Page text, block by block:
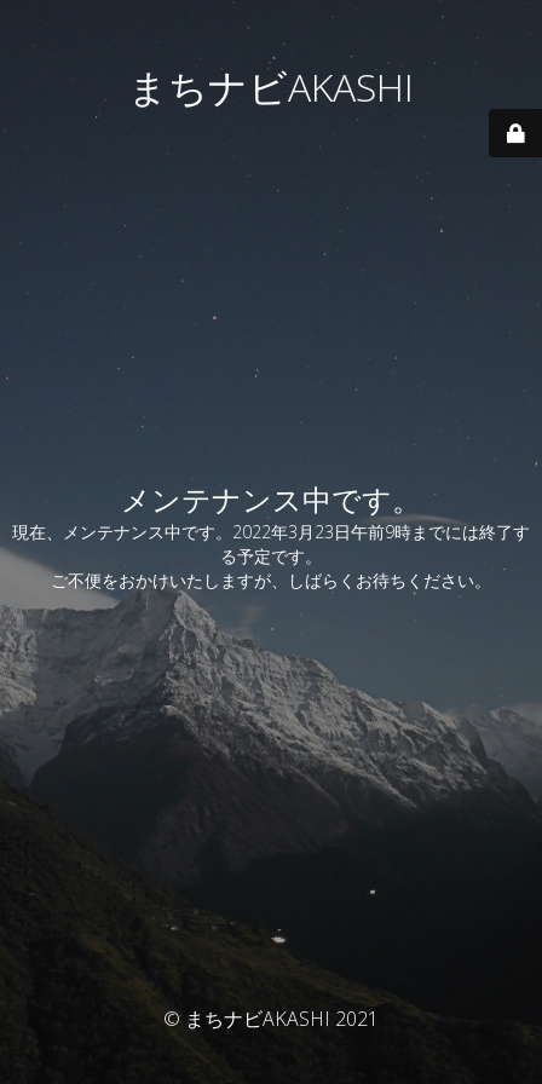
まちナビAKASHI
メンテナンス中です。
現在、メンテナンス中です。2022年3月23日午前9時までには終了す
る予定です。
ご不便をおかけいたしますが、しばらくお待ちください。
© まちナビAKASHI 2021